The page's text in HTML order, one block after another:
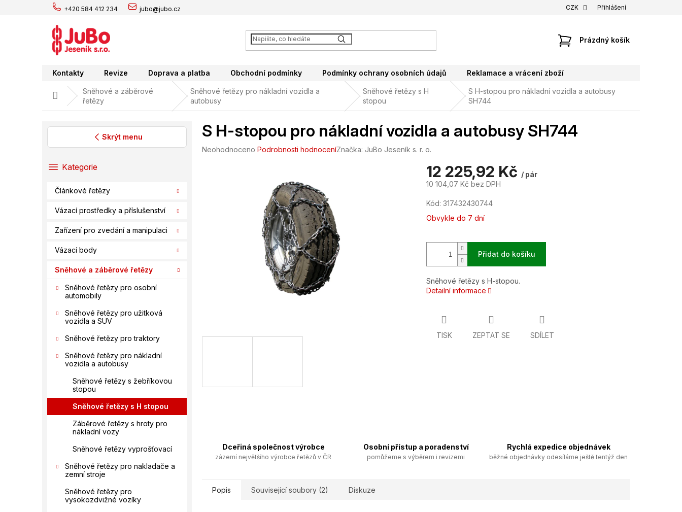
+420 584 412 234 jubo@jubo.cz CZK Přihlášení
NÁKUPNÍ
Prázdný košík
Kontakty Revize Doprava a platba Obchodní podmínky Podmínky ochrany osobních údajů Reklamace a vrácení zboží
Domů
Sněhové a záběrové
řetězy
Sněhové řetězy pro nákladní vozidla a
autobusy
Sněhové řetězy s H
stopou
S H-stopou pro nákladní vozidla a autobusy
SH744
Skrýt menu
PřeskočitKategorie
Článkové řetězy
Vázací prostředky a příslušenství
Zařízení pro zvedání a manipulaci
Vázací body
Sněhové a záběrové řetězy
Sněhové řetězy pro osobní
automobily
Sněhové řetězy pro užitková
vozidla a SUV
Sněhové řetězy pro traktory
Sněhové řetězy pro nákladní
vozidla a autobusy
Sněhové řetězy s žebříkovou
stopou
Sněhové řetězy s H stopou
Záběrové řetězy s hroty pro
nákladní vozy
Sněhové řetězy vyprošťovací
Sněhové řetězy pro nakladače a
zemní stroje
Sněhové řetězy pro
vysokozdvižné vozíky
S H-stopou pro nákladní vozidla a autobusy SH744
Průměrné
Neohodnoceno Podrobnosti hodnoceníZnačka: JuBo Jeseník s. r. o.
12 225,92 Kč / pár
10 104,07 Kč bez DPH
Měrná
cena:
Kód: 317432430744
Obvykle do 7 dní
Přidat do košíku
Sněhové řetězy s H-stopou.
Detailní informace
TISK ZEPTAT SE SDÍLET
Dceřiná společnost výrobce
zázemí největšího výrobce řetězů v ČR
Osobní přístup a poradenství
pomůžeme s výběrem i revizemi
Rychlá expedice objednávek
běžné objednávky odesíláme ještě tentýž den
Popis Související soubory (2) Diskuze